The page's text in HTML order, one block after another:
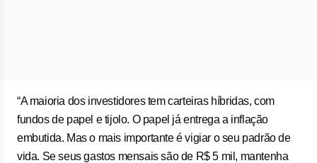
“A maioria dos investidores tem carteiras híbridas, com
fundos de papel e tijolo. O papel já entrega a inflação
embutida. Mas o mais importante é vigiar o seu padrão de
vida. Se seus gastos mensais são de R$ 5 mil, mantenha